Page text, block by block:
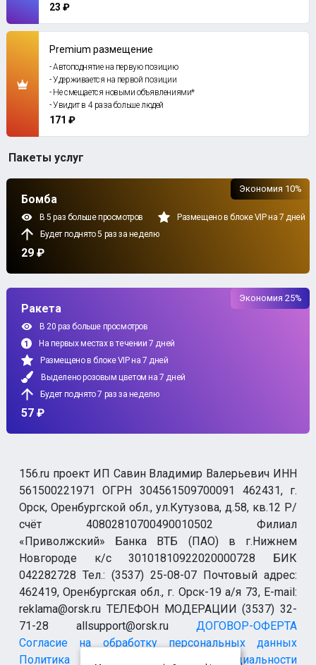
23 ₽
Premium размещение
- Автоподнятие на первую позицию
- Удерживается на первой позиции
- Не смещается новыми объявлениями*
- Увидит в 4 раза больше людей
171 ₽
Пакеты услуг
Бомба
В 5 раз больше просмотров
Размещено в блоке VIP на 7 дней
Будет поднято 5 раз за неделю
29 ₽
Экономия 10%
Ракета
В 20 раз больше просмотров
На первых местах в течении 7 дней
Размещено в блоке VIP на 7 дней
Выделено розовым цветом на 7 дней
Будет поднято 7 раз за неделю
57 ₽
Экономия 25%
156.ru проект ИП Савин Владимир Валерьевич ИНН
561500221971 ОГРН 304561509700091 462431, г.
Орск, Оренбургской обл., ул.Кутузова, д.58, кв.12 Р/
счёт 40802810700490010502 Филиал
«Приволжский» Банка ВТБ (ПАО) в г.Нижнем
Новгороде к/с 30101810922020000728 БИК
042282728 Тел.: (3537) 25-08-07 Почтовый адрес:
462419, Оренбургская обл., г. Орск-19 а/я 73, E-mail:
reklama@orsk.ru ТЕЛЕФОН МОДЕРАЦИИ (3537) 32-
71-28 allsupport@orsk.ruДОГОВОР-ОФЕРТА
Согласие на обработку персональных данных
Политика конфиденциальности